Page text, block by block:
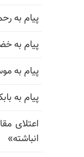
پیام به رحمان ۱۵۶
پیام به خضر ۵۰۰
پیام به
پیام به
اعتلای
انباشته»